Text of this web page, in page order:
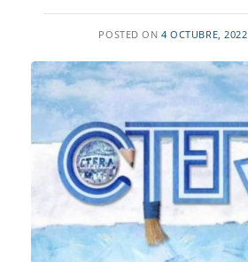
POSTED ON4 OCTUBRE, 2022